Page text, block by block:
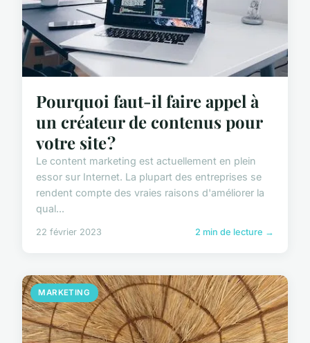
Pourquoi faut-il faire appel à
un créateur de contenus pour
votre site ?
Le content marketing est actuellement en plein
essor sur Internet. La plupart des entreprises se
rendent compte des vraies raisons d'améliorer la
qual...
22 février 2023 2 min de lecture →
MARKETING